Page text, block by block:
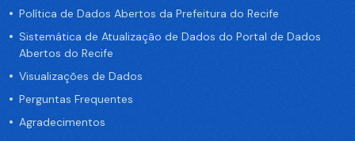
Política de Dados Abertos da Prefeitura do Recife
Sistemática de Atualização de Dados do Portal de Dados
Abertos do Recife
Visualizações de Dados
Perguntas Frequentes
Agradecimentos